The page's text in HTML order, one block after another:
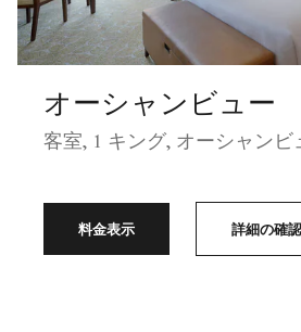
オーシャンビュー
客室, 1 キング, オーシャンビ
料金表示 詳細の確認